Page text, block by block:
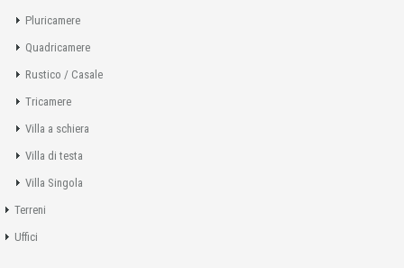
Pluricamere
Quadricamere
Rustico / Casale
Tricamere
Villa a schiera
Villa di testa
Villa Singola
Terreni
Uffici